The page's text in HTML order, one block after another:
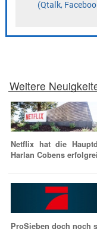
Weitere
Netflix hat die
Harlan Cobens
ProSieben doch noch